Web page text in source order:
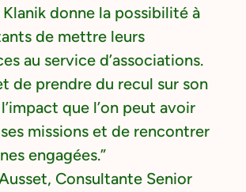
donne la possibilité à
de mettre leurs
au service d’associations.
de prendre du recul sur son
que l’on peut avoir
missions et de rencontrer
engagées.”
Consultante Senior